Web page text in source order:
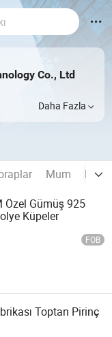
Co., Ltd
Daha Fazla
Mum
Özel Gümüş 925
Küpeler
FOB
Toptan Pirinç